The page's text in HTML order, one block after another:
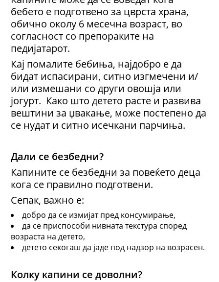
бебето е подготвено за цврста храна,
обично околу 6 месечна возраст, во
согласност со препораките на
педијатарот.
Кај помалите бебиња, најдобро е да
бидат испасирани, ситно изгмечени и/
или измешани со други овошја или
јогурт. Како што детето расте и развива
вештини за џвакање, може постепено да
се нудат и ситно исечкани парчиња.
Дали се безбедни?
Капините се безбедни за повеќето деца
кога се правилно подготвени.
Сепак, важно е:
добро да се измијат пред консумирање,
да се приспособи нивната текстура според
возраста на детето,
детето секогаш да јаде под надзор на возрасен.
Колку капини се доволни?